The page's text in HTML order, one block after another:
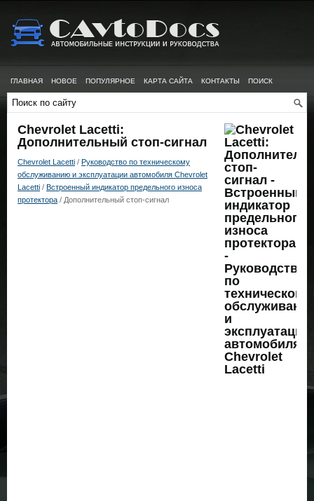
ГЛАВНАЯ НОВОЕ ПОПУЛЯРНОЕ КАРТА САЙТА КОНТАКТЫ ПОИСК
Chevrolet Lacetti:
Дополнительный стоп-сигнал
Chevrolet Lacetti / Руководство по техническому
обслуживанию и эксплуатации автомобиля Chevrolet
Lacetti / Встроенный индикатор предельного износа
протектора / Дополнительный стоп-сигнал